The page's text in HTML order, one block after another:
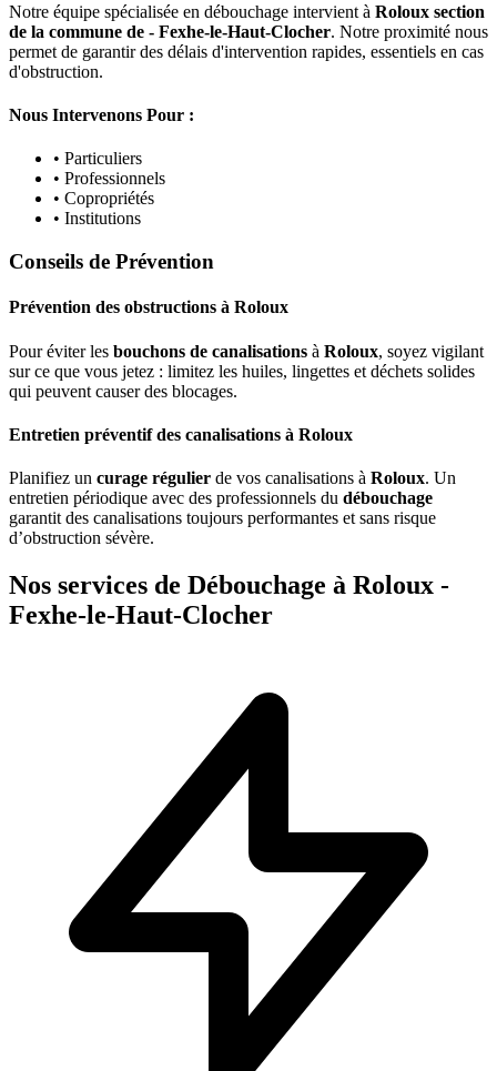
Notre équipe spécialisée en débouchage intervient à Roloux section
de la commune de - Fexhe-le-Haut-Clocher. Notre proximité nous
permet de garantir des délais d'intervention rapides, essentiels en cas
d'obstruction.
Nous Intervenons Pour :
• Particuliers
• Professionnels
• Copropriétés
• Institutions
Conseils de Prévention
Prévention des obstructions à Roloux
Pour éviter les bouchons de canalisations à Roloux, soyez vigilant
sur ce que vous jetez : limitez les huiles, lingettes et déchets solides
qui peuvent causer des blocages.
Entretien préventif des canalisations à Roloux
Planifiez un curage régulier de vos canalisations à Roloux. Un
entretien périodique avec des professionnels du débouchage
garantit des canalisations toujours performantes et sans risque
d’obstruction sévère.
Nos services de Débouchage à Roloux -
Fexhe-le-Haut-Clocher